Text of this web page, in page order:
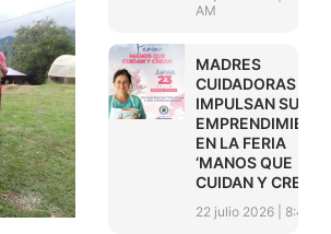
AM
MADRES
CUIDADORAS
IMPULSAN SUS
EN LA FERIA
‘MANOS QUE
CUIDAN Y CREAN’
22 julio 2026 8:45